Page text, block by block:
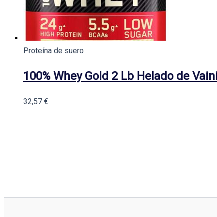
Proteína de suero
100% Whey Gold 2 Lb Helado de
32,57 €